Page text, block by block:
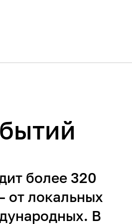
более 320
от локальных
В
Применить